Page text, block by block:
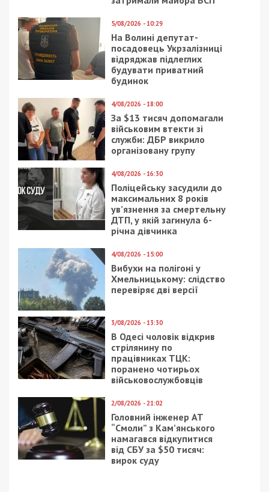
22/01/2019 - 10:47
В Днепре мужчина
провалился под лед и
погиб: видео
26/04/2020 - 10:52
На Днепропетровщине
зафиксировали больше
всего больных
коронавирусом
9/08/2026 - 11:57
Справа “ПриватБанку”: Ігоря Коломойського та його
спільників судитимуть за заволодіння 9,2 млрд грн
ПОПУЛЯРНІ НОВИНИ